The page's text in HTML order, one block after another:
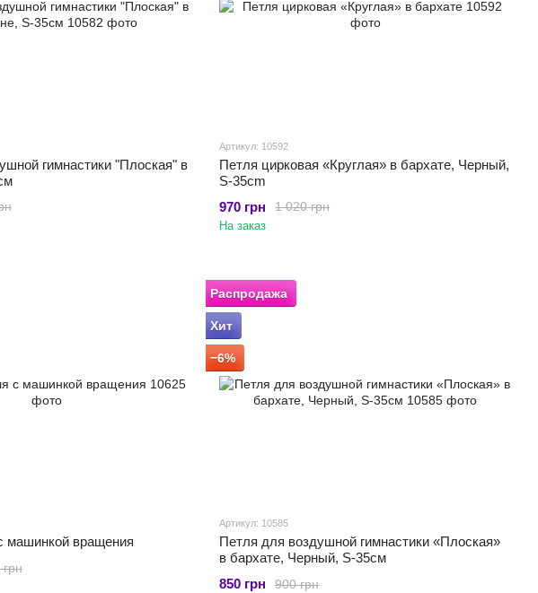
гимнастики "Плоская" в
Артикул: 10592
Петля цирковая «Круглая» в бархате, Черный,
S-35cm
1 020 грн
970 грн
На заказ
машинкой вращения
Распродажа
Хит
−6%
Артикул: 10585
Петля для воздушной гимнастики «Плоская»
в бархате, Черный, S-35см
900 грн
850 грн